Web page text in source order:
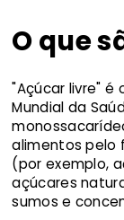
O que
"Açúcar livre" é
Mundial da
alimentos pelo
(por exemplo,
açúcares
sumos e